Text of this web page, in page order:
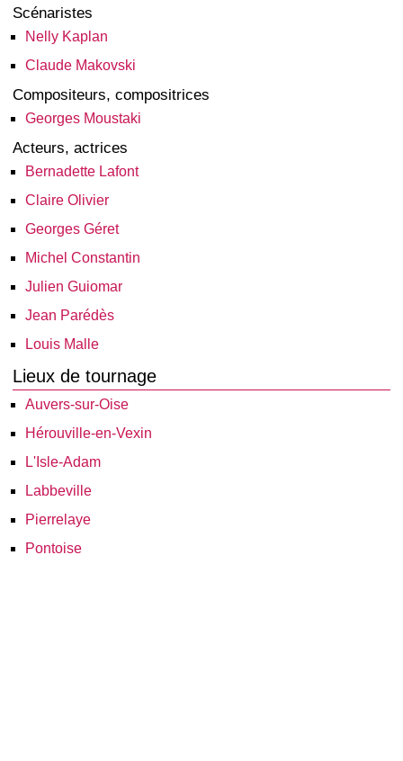
Scénaristes
Nelly Kaplan
Claude Makovski
Compositeurs, compositrices
Georges Moustaki
Acteurs, actrices
Bernadette Lafont
Claire Olivier
Georges Géret
Michel Constantin
Julien Guiomar
Jean Parédès
Louis Malle
Lieux de tournage
Auvers-sur-Oise
Hérouville-en-Vexin
L'Isle-Adam
Labbeville
Pierrelaye
Pontoise